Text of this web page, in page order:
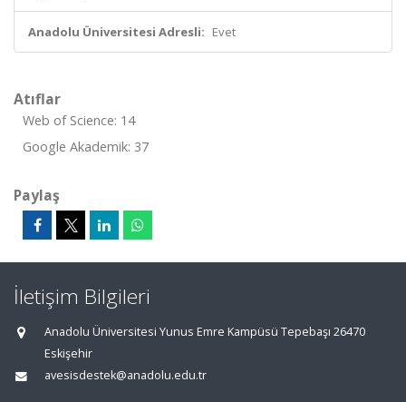
Anadolu Üniversitesi Adresli: Evet
Atıflar
Web of Science: 14
Google Akademik: 37
Paylaş
İletişim Bilgileri
Anadolu Üniversitesi Yunus Emre Kampüsü Tepebaşı 26470
Eskişehir
avesisdestek@anadolu.edu.tr